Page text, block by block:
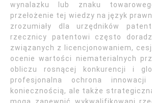
wynalazku lub znaku
przełożenie tej wiedzy na język
zrozumiały dla urzędników
rzecznicy patentowi często
związanych z licencjonowaniem,
ocenie wartości niematerialnych
obliczu rosnącej konkurencji i
profesjonalna ochrona
koniecznością, ale także